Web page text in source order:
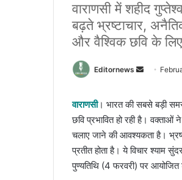
वाराणसी में शहीद
बढ़ते भ्रष्टाचार,
और वैश्विक छवि के
Editornews
Send
email
वाराणसी। भारत की सबसे बड़ी
छवि प्रभावित हो रही है।
चलाए जाने की आवश्यकता है।
प्रतीत होता है। ये विचार श्याम
पुण्यतिथि (4 फरवरी) पर